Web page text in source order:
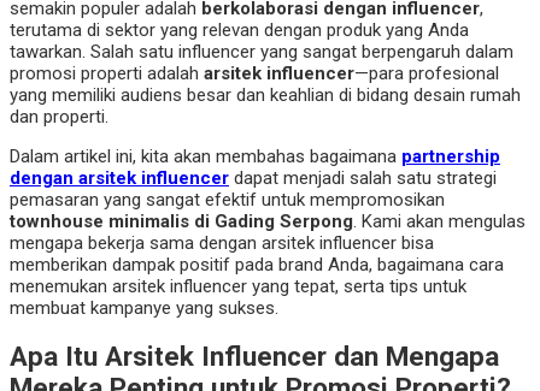
semakin populer adalah berkolaborasi dengan influencer,
terutama di sektor yang relevan dengan produk yang Anda
tawarkan. Salah satu influencer yang sangat berpengaruh dalam
promosi properti adalah arsitek influencer—para profesional
yang memiliki audiens besar dan keahlian di bidang desain rumah
dan properti.
Dalam artikel ini, kita akan membahas bagaimana partnership
dengan arsitek influencer dapat menjadi salah satu strategi
pemasaran yang sangat efektif untuk mempromosikan
townhouse minimalis di Gading Serpong. Kami akan mengulas
mengapa bekerja sama dengan arsitek influencer bisa
memberikan dampak positif pada brand Anda, bagaimana cara
menemukan arsitek influencer yang tepat, serta tips untuk
membuat kampanye yang sukses.
Apa Itu Arsitek Influencer dan Mengapa